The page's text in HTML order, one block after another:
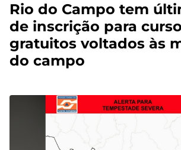
Rio do Campo tem
de inscrição para
gratuitos voltados às
do campo